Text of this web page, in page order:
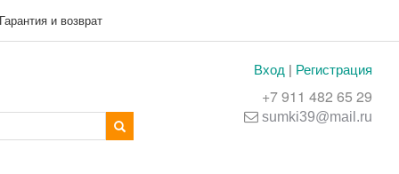
Гарантия и возврат
Вход | Регистрация
+7 911 482 65 29
sumki39@mail.ru